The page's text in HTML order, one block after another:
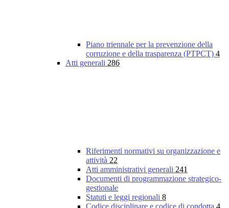
Piano triennale per la prevenzione della
corruzione e della trasparenza (PTPCT) 4
Atti generali 286
Riferimenti normativi su organizzazione e
attività 22
Atti amministrativi generali 241
Documenti di programmazione strategico-
gestionale
Statuti e leggi regionali 8